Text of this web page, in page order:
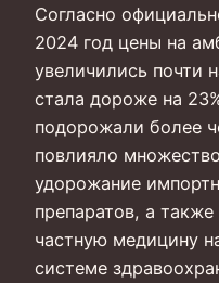
Согласно
2024 год цены на
увеличились почти
стала дороже на
подорожали более
повлияло
удорожание
препаратов, а
частную медицину
системе